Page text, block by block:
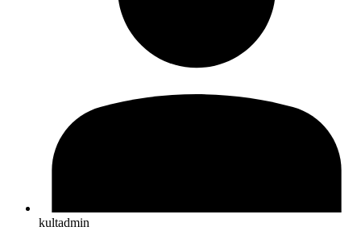
kultadmin